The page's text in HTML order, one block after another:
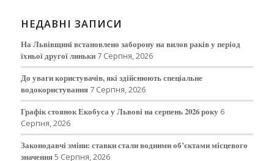
НЕДАВНІ ЗАПИСИ
На Львівщині встановлено заборону на вилов раків у період
їхньої другої линьки 7 Серпня, 2026
До уваги користувачів, які здійснюють спеціальне
водокористування 7 Серпня, 2026
Графік стоянок Екобуса у Львові на серпень 2026 року 6
Серпня, 2026
Законодавчі зміни: ставки стали водними об’єктами місцевого
значення5 Серпня, 2026